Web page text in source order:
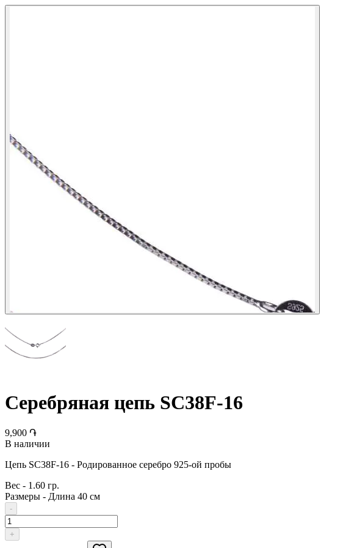
Серебряная цепь SC38F-16
9,900 ֏
В наличии
Цепь SC38F-16 - Родированное серебро 925-ой пробы
Вес - 1.60 гр.
Размеры - Длина 40 см
-
+